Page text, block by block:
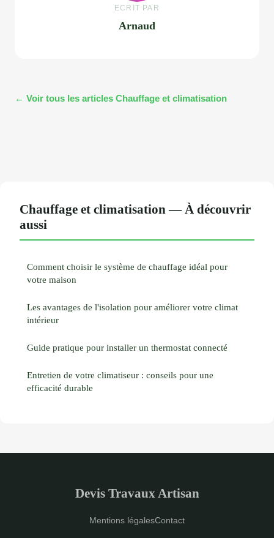
ECRIT PAR
Arnaud
← Voir tous les articles Chauffage et climatisation
Chauffage et climatisation — À découvrir
aussi
Comment choisir le système de chauffage idéal pour
votre maison
Les avantages de l'isolation pour améliorer votre climat
intérieur
Guide pratique pour installer un thermostat connecté
Entretien de votre climatiseur : conseils pour une
efficacité durable
Devis Travaux Artisan
Mentions légalesContact